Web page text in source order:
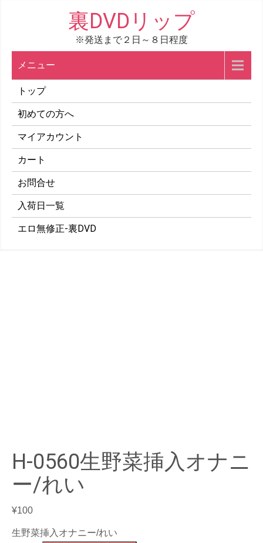
裏DVDリップ
※発送まで２日～８日程度
メニュー
トップ
初めての方へ
マイアカウント
カート
お問合せ
入荷日一覧
エロ無修正-裏DVD
H-0560生野菜挿入オナニ
ー/れい
¥100
生野菜挿入オナニー/れい